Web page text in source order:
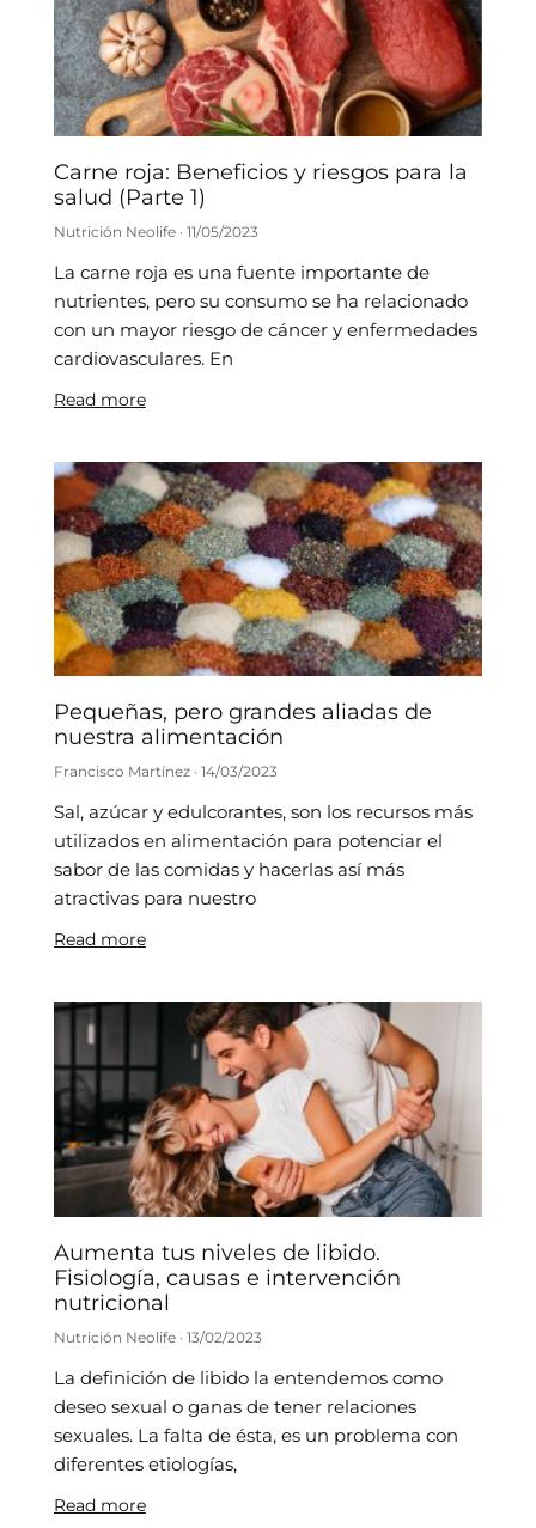
Carne roja: Beneficios y riesgos para la
salud (Parte 1)
Nutrición Neolife 11/05/2023
La carne roja es una fuente importante de
nutrientes, pero su consumo se ha relacionado
con un mayor riesgo de cáncer y enfermedades
cardiovasculares. En
Read more
Pequeñas, pero grandes aliadas de
nuestra alimentación
Francisco Martínez 14/03/2023
Sal, azúcar y edulcorantes, son los recursos más
utilizados en alimentación para potenciar el
sabor de las comidas y hacerlas así más
atractivas para nuestro
Read more
Aumenta tus niveles de libido.
Fisiología, causas e intervención
nutricional
Nutrición Neolife 13/02/2023
La definición de libido la entendemos como
deseo sexual o ganas de tener relaciones
sexuales. La falta de ésta, es un problema con
diferentes etiologías,
Read more